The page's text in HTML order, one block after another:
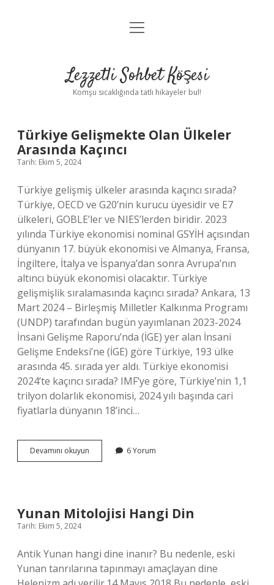
Anasayfa
Yasal Uyarı
menüyü
Lezzetli Sohbet Köşesi
Komşu sıcaklığında tatlı hikayeler bul!
Lezzetli
Sohbet
Köşesi
Yazılar
Türkiye Gelişmekte Olan Ülkeler
Arasında Kaçıncı
Tarih: Ekim 5, 2024
Türkiye gelişmiş ülkeler arasında kaçıncı sırada?
Türkiye, OECD ve G20’nin kurucu üyesidir ve E7
ülkeleri, GOBLE’ler ve NIES’lerden biridir. 2023
yılında Türkiye ekonomisi nominal GSYİH açısından
dünyanın 17. büyük ekonomisi ve Almanya, Fransa,
İngiltere, İtalya ve İspanya’dan sonra Avrupa’nın
altıncı büyük ekonomisi olacaktır. Türkiye
gelişmişlik sıralamasında kaçıncı sırada? Ankara, 13
Mart 2024 – Birleşmiş Milletler Kalkınma Programı
(UNDP) tarafından bugün yayımlanan 2023-2024
İnsani Gelişme Raporu’nda (İGE) yer alan İnsani
Gelişme Endeksi’ne (İGE) göre Türkiye, 193 ülke
arasında 45. sırada yer aldı. Türkiye ekonomisi
2024’te kaçıncı sırada? IMF’ye göre, Türkiye’nin 1,1
trilyon dolarlık ekonomisi, 2024 yılı başında cari
fiyatlarla dünyanın 18’inci…
Devamını okuyun
Gelişmekte
6 Yorum
Yunan Mitolojisi Hangi Din
Tarih: Ekim 5, 2024
Antik Yunan hangi dine inanır? Bu nedenle, eski
Yunan tanrılarına tapınmayı amaçlayan dine